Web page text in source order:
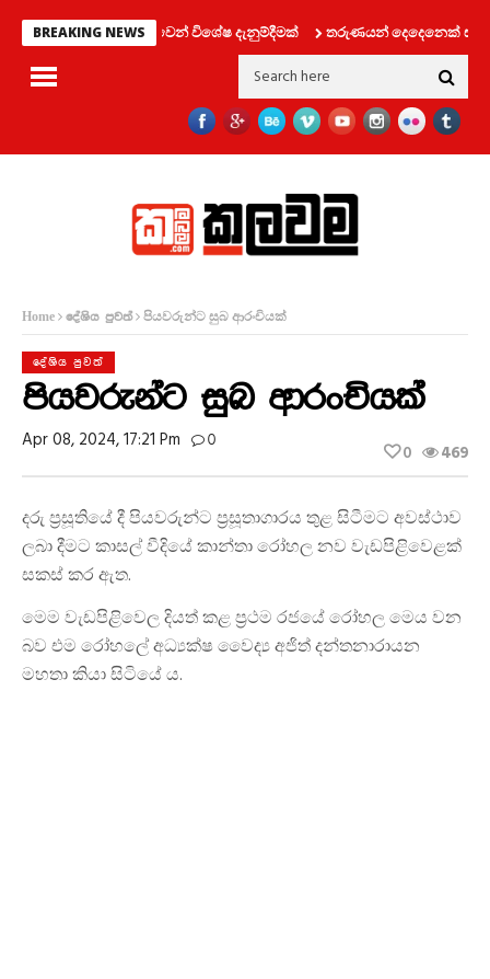
BREAKING NEWS
දෙපාර්තමේන්තුවෙන් විශේෂ දැනුම්දීමක් තරුණයන් දෙදෙනෙක් සමග
Home දේශිය පුවත් පියවරුන්ට සුබ ආරංචියක්
දේශිය පුවත්
පියවරුන්ට සුබ ආරංචියක්
Apr 08, 2024, 17:21 Pm 0 469
0
දරු ප්‍රසූතියේ දී පියවරුන්ට ප්‍රසූතාගාරය තුළ සිටීමට අවස්ථාව
ලබා දීමට කාසල් වීදියේ කාන්තා රෝහල නව වැඩපිළිවෙළක්
සකස් කර ඇත.
මෙම වැඩපිළිවෙල දියත් කළ ප්‍රථම රජයේ රෝහල මෙය වන
බව එම රෝහලේ අධ්‍යක්ෂ වෛද්‍ය අජිත් දන්තනාරායන
මහතා කියා සිටියේ ය.